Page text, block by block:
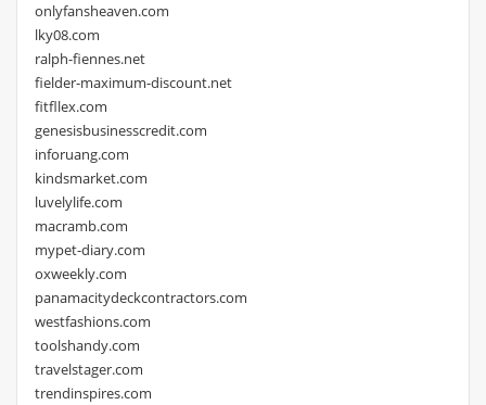
onlyfansheaven.com
lky08.com
ralph-fiennes.net
fielder-maximum-discount.net
fitfllex.com
genesisbusinesscredit.com
inforuang.com
kindsmarket.com
luvelylife.com
macramb.com
mypet-diary.com
oxweekly.com
panamacitydeckcontractors.com
westfashions.com
toolshandy.com
travelstager.com
trendinspires.com